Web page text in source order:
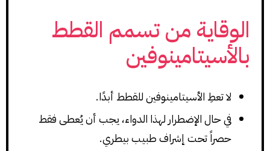
الوقاية من تسمم القطط
بالأسيتامينوفين
لا تعطِ الأسيتامينوفين للقطط أبدًا.
في حال الإضطرار لهذا الدواء، يجب أن يُعطى فقط
حصراً تحت إشراف طبيب بيطري.